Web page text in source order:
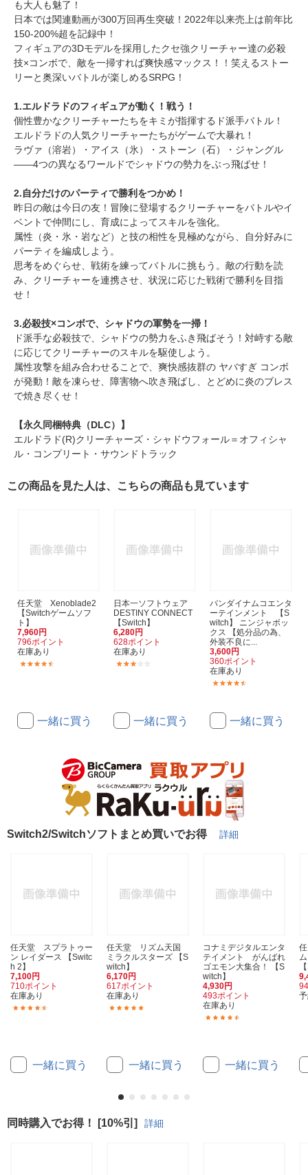
も大人も魅了！
日本では関連動画が300万回再生突破！2022年以来売上は前年比
150-200%超を記録中！
フィギュアの3Dモデルを採用したクセ強クリーチャー達の必殺
技×コンボで、敵を一掃すれば爽快感マックス！！笑えるストー
リーと奥深いバトルが楽しめるSRPG！
1.エルドラドのフィギュアが動く！戦う！
個性豊かなクリーチャーたちをキミが指揮するド派手バトル！
エルドラドの人気クリーチャーたちがゲームで大暴れ！
ラヴァ（溶岩）・アイス（氷）・ストーン（石）・ジャングル
――4つの異なるワールドでシャドウの勢力をぶっ飛ばせ！
2.自分だけのパーティで勝利をつかめ！
昨日の敵は今日の友！冒険に登場するクリーチャーをバトルやイ
ベントで仲間にし、育成によってスキルを強化。
属性（炎・氷・岩など）と技の相性を見極めながら、自分好みに
パーティを編成しよう。
思考をめぐらせ、戦術を練ってバトルに挑もう。敵の行動を読
み、クリーチャーを連携させ、状況に応じた戦術で勝利を目指
せ！
3.必殺技×コンボで、シャドウの軍勢を一掃！
ド派手な必殺技で、シャドウの勢力をふき飛ばそう！対峙する敵
に応じてクリーチャーのスキルを駆使しよう。
属性攻撃を組み合わせることで、爽快感抜群の ヤバすぎ コンボ
が発動！敵を凍らせ、障害物へ吹き飛ばし、とどめに炎のブレス
で焼き尽くせ！
【永久同梱特典（DLC）】
エルドラド(R)クリーチャーズ・シャドウフォール＝オフィシャ
ル・コンプリート・サウンドトラック
この商品を見た人は、こちらの商品も見ています
任天堂 Xenoblade2
【Switchゲームソフ
ト】
7,960円
796ポイント
在庫あり
一緒に買う
日本一ソフトウェア
DESTINY CONNECT
【Switch】
6,280円
628ポイント
在庫あり
一緒に買う
バンダイナムコエンタ
ーテインメント 【S
witch】 ニンジャボッ
クス 【処分品の為、
外装不良に...
3,600円
360ポイント
在庫あり
一緒に買う
Switch2/Switchソフトまとめ買いでお得 詳細
任天堂 スプラトゥー
ン レイダース 【Switc
h 2】
7,100円
710ポイント
在庫あり
一緒に買う
任天堂 リズム天国
ミラクルスターズ 【S
witch】
6,170円
617ポイント
在庫あり
一緒に買う
コナミデジタルエンタ
テイメント がんばれ
ゴエモン大集合！ 【S
witch】
4,930円
493ポイント
在庫あり
一緒に買う
同時購入でお得！ [10%引] 詳細